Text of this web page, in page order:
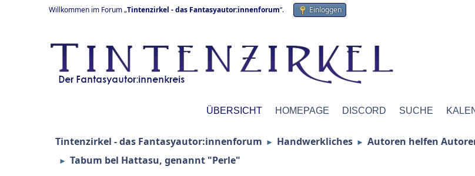
Willkommen im Forum „Tintenzirkel - das Fantasyautor:innenforum“. Einloggen
ÜBERSICHT HOMEPAGE DISCORD SUCHE
Tintenzirkel - das Fantasyautor:innenforum ► Handwerkliches ► Autoren helfen
► Tabum bel Hattasu, genannt "Perle"